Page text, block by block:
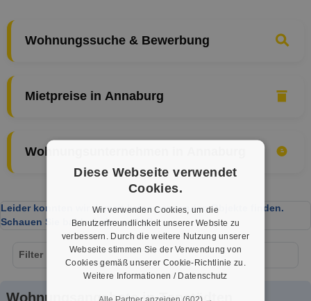
Wohnungssuche & Bewerbung
Mietpreise in Annaburg
Wohnungsunternehmen in Annaburg
Leider konnten wir derzeit keine passenden Objekte finden.
Schauen Sie bald wieder vorbei!
Filter
Wohnungsangebote in Topstädten
Diese Webseite verwendet
Cookies.
Wir verwenden Cookies, um die
Benutzerfreundlichkeit unserer Website zu
verbessern. Durch die weitere Nutzung unserer
Webseite stimmen Sie der Verwendung von
Cookies gemäß unserer Cookie-Richtlinie zu.
Weitere Informationen / Datenschutz